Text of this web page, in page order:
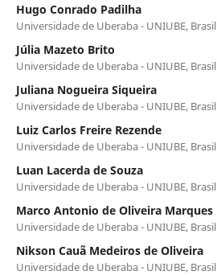
Hugo Conrado Padilha
Universidade de Uberaba - UNIUBE, Brasil
Júlia Mazeto Brito
Universidade de Uberaba - UNIUBE, Brasil
Juliana Nogueira Siqueira
Universidade de Uberaba - UNIUBE, Brasil
Luiz Carlos Freire Rezende
Universidade de Uberaba - UNIUBE, Brasil
Luan Lacerda de Souza
Universidade de Uberaba - UNIUBE, Brasil
Marco Antonio de Oliveira Marques
Universidade de Uberaba - UNIUBE, Brasil
Nikson Cauã Medeiros de Oliveira
Universidade de Uberaba - UNIUBE, Brasil